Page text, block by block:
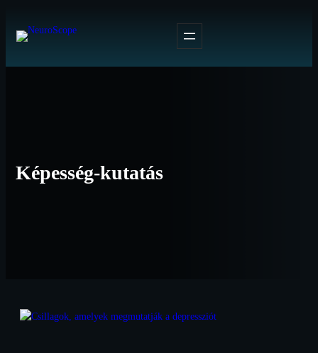
tartalomhoz
Képesség-kutatás